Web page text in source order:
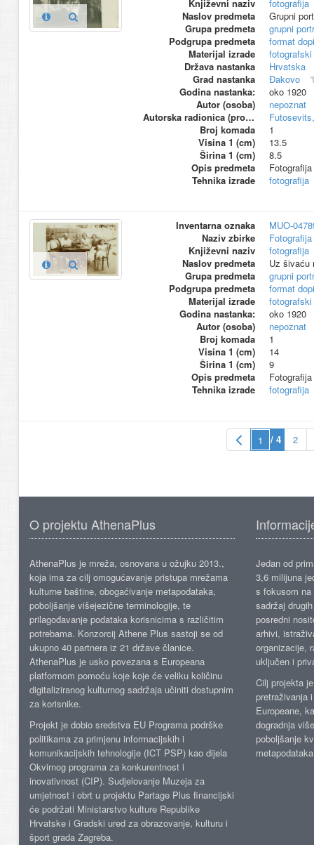
Književni naziv
fotografija
Naslov predmeta
Grupni
Grupa predmeta
grupni
Podgrupa predmeta
format
Materijal izrade
fotografski
Država nastanka
Hrvatska
Grad nastanka
Đakovo
Godina nastanka:
oko 1920
Autor (osoba)
nepoznat
Autorska radionica (proizvođač)
Broj komada
1
Visina 1 (cm)
13.5
Širina 1 (cm)
8.5
Opis predmeta
Tehnika izrade
fotografija
Inventarna oznaka
MUO-
Naziv zbirke
Književni naziv
fotografija
Naslov predmeta
Uz šivaću
Grupa predmeta
grupni
Podgrupa predmeta
format
Materijal izrade
fotografski
Godina nastanka:
oko 1920
Autor (osoba)
nepoznat
Broj komada
1
Visina 1 (cm)
14
Širina 1 (cm)
9
Opis predmeta
Tehnika izrade
fotografija
/ 4 2
O projektu AthenaPlus
AthenaPlus je mreža, osnovana u ožujku 2013.,
koja ima za cilj omogućavanje pristupa mrežama
kulturne baštine, obogaćivanje metapodataka,
poboljšanje višejezične terminologije, te
prilagođavanje podataka korisnicima s različitim
potrebama. Konzorcij Athene Plus sastoji se od
ukupno 40 partnera iz 21 države članice.
AthenaPlus je usko povezana s Europeana
platformom pomoću koje koje će veliku količinu
digitaliziranog kulturnog sadržaja učiniti dostupnim
za korisnike.
Projekt je dobio sredstva EU Programa podrške
politikama za primjenu informacijskih i
komunikacijskih tehnologije (ICT PSP) kao dijela
Okvirnog programa za konkurentnost i
inovativnost (CIP). Sudjelovanje Muzeja za
umjetnost i obrt u projektu Partage Plus financijski
će podržati Ministarstvo kulture Republike
Hrvatske i Gradski ured za obrazovanje, kulturu i
šport grada Zagreba.
Jedan od
3,6 milijuna
s fokusom
sadržaj
posredni
arhivi,
organizacije,
uključen i
Cilj projekta
pretraživanja
Europeane,
dogradnja
poboljšanje